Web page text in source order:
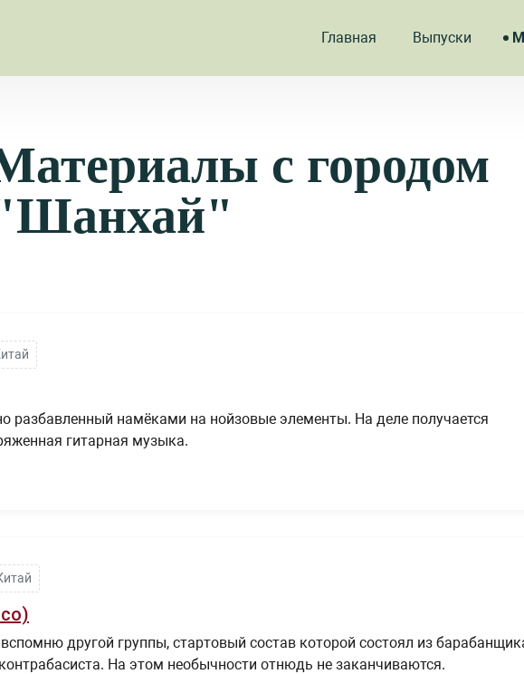
Главная Выпуски
с городом
разбавленный намёками на нойзовые элементы. На деле получается
гитарная музыка.
другой группы, стартовый состав которой состоял из
На этом необычности отнюдь не заканчиваются.